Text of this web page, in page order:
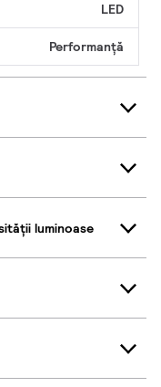
LED
Performanță
luminoase